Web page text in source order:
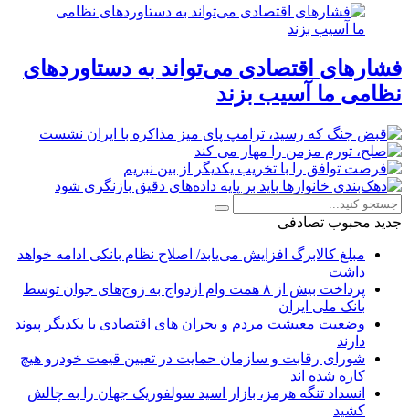
فشارهای اقتصادی می‌تواند به دستاوردهای
نظامی ما آسیب بزند
جدید محبوب تصادفی
مبلغ کالابرگ افزایش می‌یابد/ اصلاح نظام بانکی ادامه خواهد
داشت
پرداخت بیش از ۸ همت وام ازدواج به زوج‌های جوان توسط
بانک ملی ایران
وضعیت معیشت مردم و بحران های اقتصادی با یکدیگر پیوند
دارند
شورای رقابت و سازمان حمایت در تعیین قیمت خودرو هیچ
کاره شده اند
انسداد تنگه هرمز، بازار اسید سولفوریک جهان را به چالش
کشید